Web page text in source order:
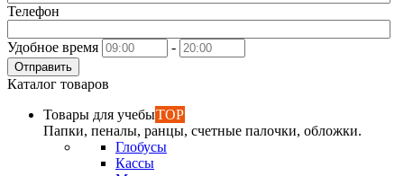
Телефон
Удобное время -
Отправить
Каталог товаров
Товары для учебыTOP
Папки, пеналы, ранцы, счетные палочки, обложки.
Глобусы
Кассы